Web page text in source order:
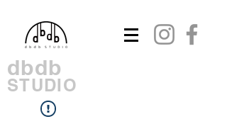
dbdb
STUDIO